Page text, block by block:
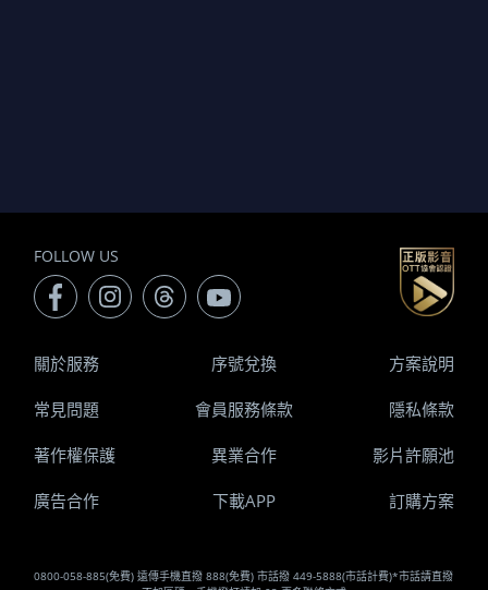
FOLLOW US
0800-058-885(免費) 遠傳手機直撥 888(免費) 市話撥 449-5888(市話計費)*市話請直撥
關於服務 序號兌換 方案說明
常見問題 會員服務條款 隱私條款
著作權保護 異業合作 影片許願池
廣告合作 下載APP 訂購方案